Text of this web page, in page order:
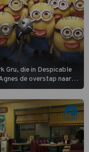
Gru, die in Despicable
de overstap naar
te blijven.